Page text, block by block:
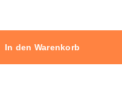
quantity: 3
In den Warenkorb